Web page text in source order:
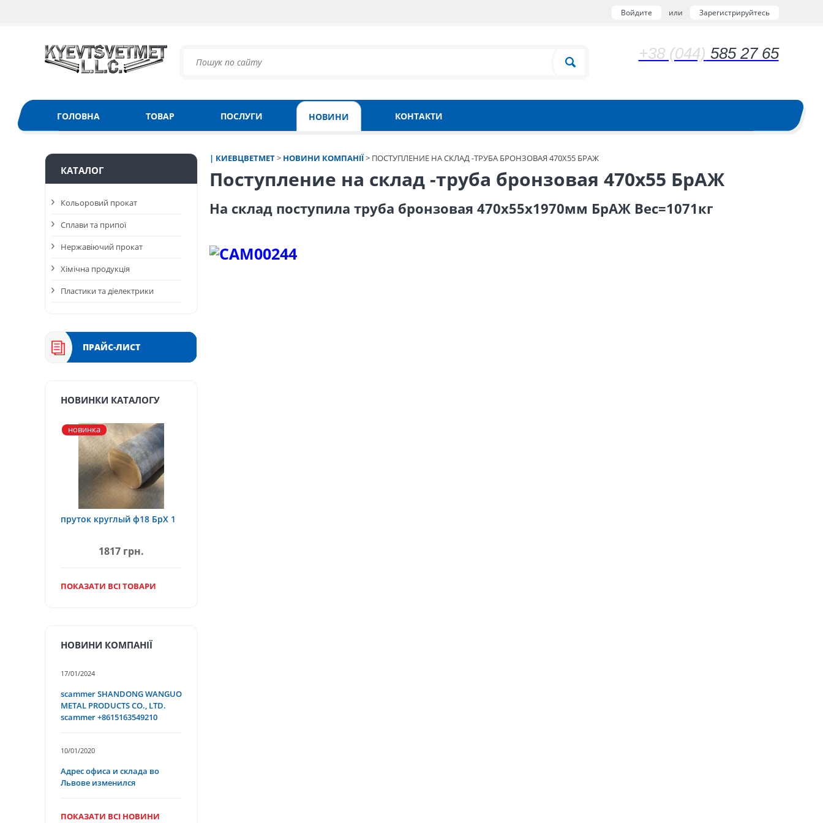
Войдите или Зарегистрируйтесь
+38 (044) 585 27 65
ГОЛОВНА ТОВАР ПОСЛУГИ НОВИНИ КОНТАКТИ
| КИЕВЦВЕТМЕТ> НОВИНИ КОМПАНІЇ> ПОСТУПЛЕНИЕ НА СКЛАД -ТРУБА БРОНЗОВАЯ 470Х55 БРАЖ
Поступление на склад -труба бронзовая 470х55 БрАЖ
На склад поступила труба бронзовая 470х55х1970мм БрАЖ Вес=1071кг
КАТАЛОГ
Кольоровий прокат
Сплави та припої
Нержавіючий прокат
Хімічна продукція
Пластики та діелектрики
ПРАЙС-ЛИСТ
НОВИНКИ КАТАЛОГУ
новинка
пруток круглый ф18 БрХ 1
1817 грн.
ПОКАЗАТИ ВСІ ТОВАРИ
НОВИНИ КОМПАНІЇ
17/01/2024
scammer SHANDONG WANGUO
METAL PRODUCTS CO., LTD.
scammer +8615163549210
10/01/2020
Адрес офиса и склада во
Львове изменился
ПОКАЗАТИ ВСІ НОВИНИ